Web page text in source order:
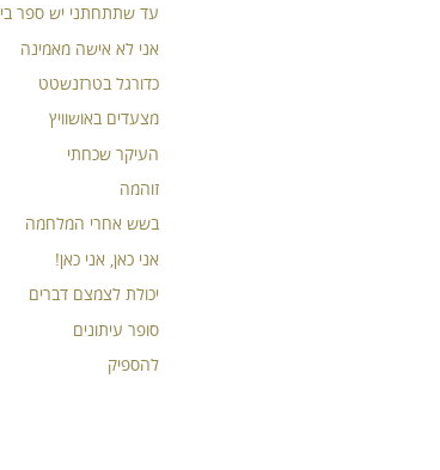
עד שתתחתני יש ספר
אני לא אישה מאמינה
כדורגל בטרזנשטט
מצעדים באושוויץ
העיקר שכחתי
זוהמה
בשש אחרי המלחמה
אני כאן, אני כאן!
יכולת לצמצם דברים
סופר עיתונים
להספיק